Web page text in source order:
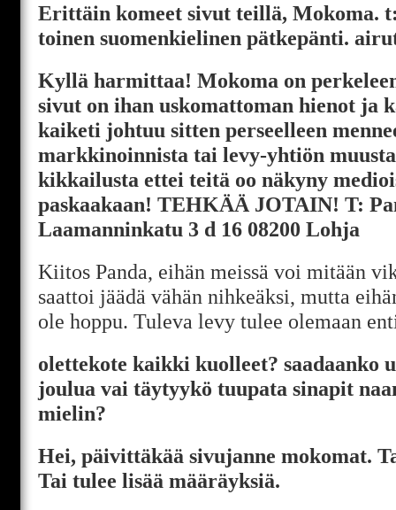
Erittäin komeet sivut teillä, Mokoma.
toinen suomenkielinen pätkepänti.
Kyllä harmittaa! Mokoma on
sivut on ihan uskomattoman hienot ja
kaiketi johtuu sitten perseelleen
markkinoinnista tai levy-yhtiön
kikkailusta ettei teitä oo näkyny
paskaakaan! TEHKÄÄ JOTAIN! T:
Laamanninkatu 3 d 16 08200 Lohja
Kiitos Panda, eihän meissä voi mitään
saattoi jäädä vähän nihkeäksi, mutta
ole hoppu. Tuleva levy tulee olemaan
olettekote kaikki kuolleet? saadaanko
joulua vai täytyykö tuupata sinapit
mielin?
Hei, päivittäkää sivujanne mokomat.
Tai tulee lisää määräyksiä.